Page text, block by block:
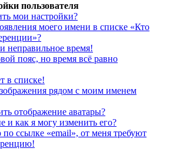
пользователя
мои настройки?
моего имени в списке «Кто
неправильное время!
пояс, но время всё равно
в списке!
рядом с моим именем
отображение аватары?
и как я могу изменить его?
ссылке «email», от меня требуют